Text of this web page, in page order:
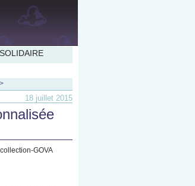
18 juillet 2015